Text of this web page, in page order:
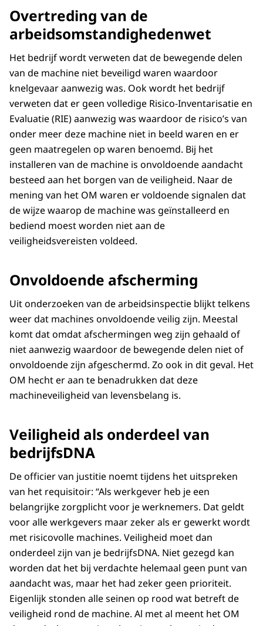
Overtreding van de
arbeidsomstandighedenwet
Het bedrijf wordt verweten dat de bewegende delen
van de machine niet beveiligd waren waardoor
knelgevaar aanwezig was. Ook wordt het bedrijf
verweten dat er geen volledige Risico-Inventarisatie en
Evaluatie (RIE) aanwezig was waardoor de risico’s van
onder meer deze machine niet in beeld waren en er
geen maatregelen op waren benoemd. Bij het
installeren van de machine is onvoldoende aandacht
besteed aan het borgen van de veiligheid. Naar de
mening van het OM waren er voldoende signalen dat
de wijze waarop de machine was geïnstalleerd en
bediend moest worden niet aan de
veiligheidsvereisten voldeed.
Onvoldoende afscherming
Uit onderzoeken van de arbeidsinspectie blijkt telkens
weer dat machines onvoldoende veilig zijn. Meestal
komt dat omdat afschermingen weg zijn gehaald of
niet aanwezig waardoor de bewegende delen niet of
onvoldoende zijn afgeschermd. Zo ook in dit geval. Het
OM hecht er aan te benadrukken dat deze
machineveiligheid van levensbelang is.
Veiligheid als onderdeel van
bedrijfsDNA
De officier van justitie noemt tijdens het uitspreken
van het requisitoir: “Als werkgever heb je een
belangrijke zorgplicht voor je werknemers. Dat geldt
voor alle werkgevers maar zeker als er gewerkt wordt
met risicovolle machines. Veiligheid moet dan
onderdeel zijn van je bedrijfsDNA. Niet gezegd kan
worden dat het bij verdachte helemaal geen punt van
aandacht was, maar het had zeker geen prioriteit.
Eigenlijk stonden alle seinen op rood wat betreft de
veiligheid rond de machine. Al met al meent het OM